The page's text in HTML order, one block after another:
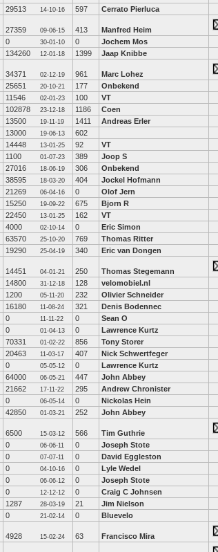
29513 14-10-16 597 Cerrato Pierluca
27359 09-06-15 413 Manfred Heim
0 30-01-10 0 Jochem Mos
134260 12-01-18 1399 Jaap Knibbe
34371 02-12-19 961 Marc Lohez
25651 20-10-21 177
Onbekend
11546 02-01-23 100 VT
102878 23-12-18 1186 Coen
13500 19-11-19 1411 Andreas Erler
13000 19-06-13 602
14448 13-01-25 92 VT
1100 01-07-23 389 Joop S
27016 18-06-19 306
Onbekend
38595 18-03-20 404 Jockel Hofmann
21269 06-04-16 0 Olof Jern
15250 19-09-22 675 Bjorn R
22450 13-01-25 162 VT
4000 02-10-14 0 Eric Simon
63570 25-10-20 769 Thomas Ritter
19290 25-04-19 340 Eric van Dongen
14451 04-01-21 250 Thomas Stegemann
14800 31-12-18 128 velomobiel.nl
1200 05-11-20 232 Olivier Schneider
16180 11-08-24 321 Denis Bodennec
0 11-11-22 0 Sean O
0 01-04-13 0 Lawrence Kurtz
70331 01-02-22 856 Tony Storer
20463 11-03-17 407 Nick Schwertfeger
0 05-05-12 0 Lawrence Kurtz
64000 06-05-21 447 John Abbey
21662 17-11-22 295 Andrew Chronister
0 06-05-14 0 Nickolas Hein
42850 01-03-21 252 John Abbey
6500 15-03-12 566 Tim Guthrie
0 06-06-11 0 Joseph Stote
0 07-07-11 0 David Eggleston
0 04-10-16 0 Lyle Wedel
0 06-06-12 0 Joseph Stote
0 12-12-12 0 Craig C Johnsen
1287 28-03-19 21 Jim Nielson
0 21-02-14 0 Bluevelo
4928 15-02-24 63 Francisco Mira